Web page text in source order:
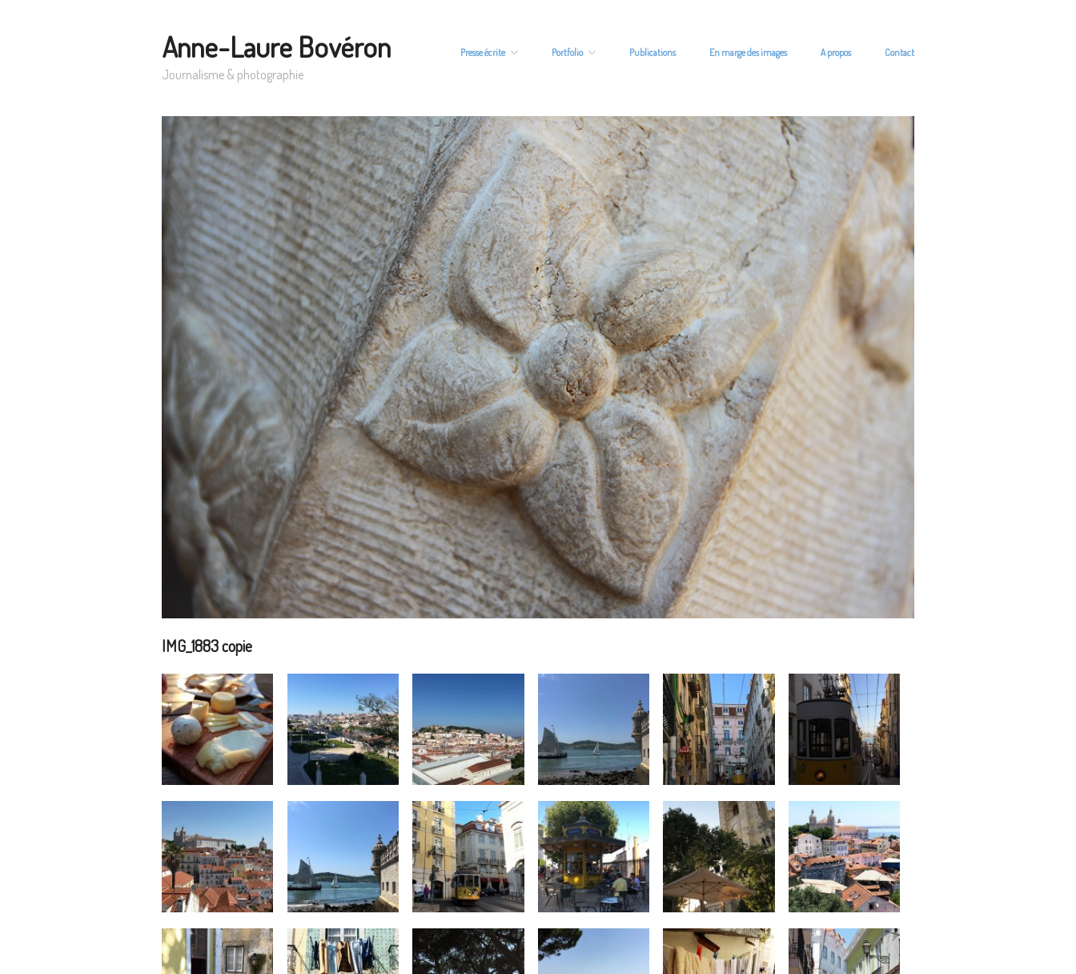
Anne-Laure Bovéron
Journalisme & photographie
Presse écrite Portfolio Publications En marge des images A propos Contact
IMG_1883 copie